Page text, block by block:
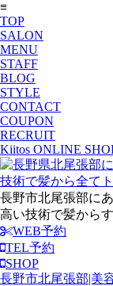
≡
TOP
SALON
MENU
STAFF
BLOG
STYLE
CONTACT
COUPON
RECRUIT
Kiitos ONLINE
長野市北尾張部にあ
高い技術で髪から
WEB予約
TEL予約
SHOP
長野市北尾張部|美